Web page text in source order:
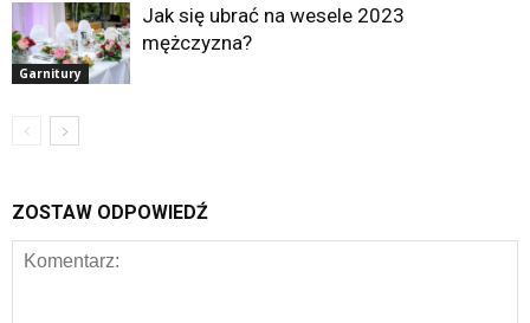
Garnitury
Jak się ubrać na wesele 2023
mężczyzna?
ZOSTAW ODPOWIEDŹ